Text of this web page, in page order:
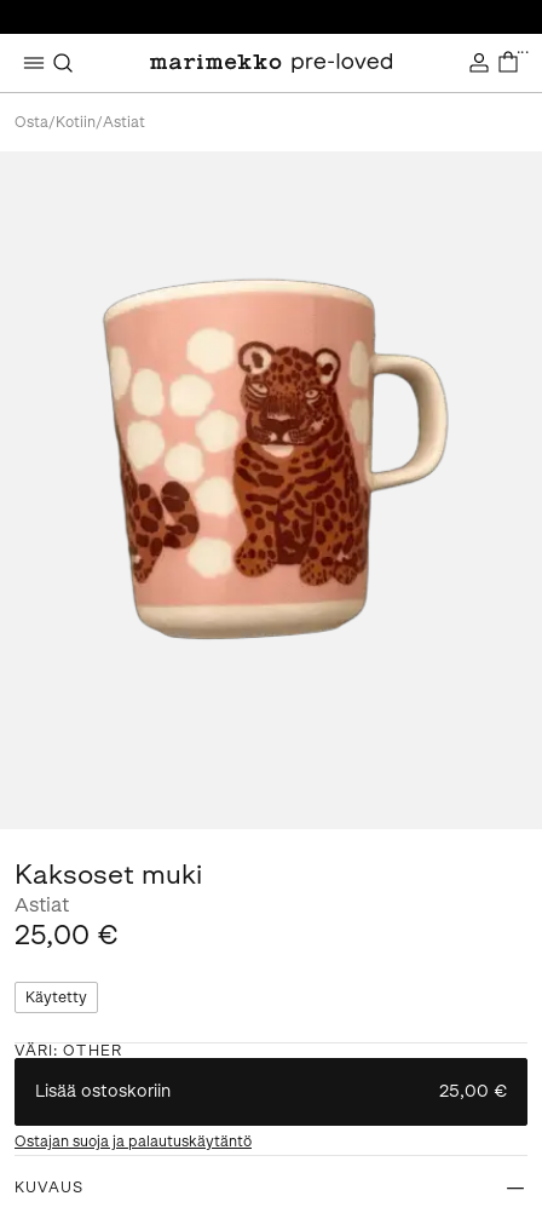
...
Osta/ Kotiin/Astiat
Kaksoset muki
Astiat
25,00 €
Käytetty
VÄRI :OTHER
Lisää ostoskoriin 25,00 €
Ostajan suoja ja palautuskäytäntö
KUVAUS